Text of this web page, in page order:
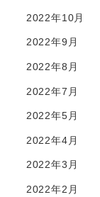
2022年10月
2022年9月
2022年8月
2022年7月
2022年5月
2022年4月
2022年3月
2022年2月